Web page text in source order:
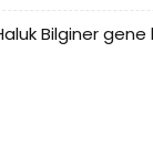
Bilginer gene